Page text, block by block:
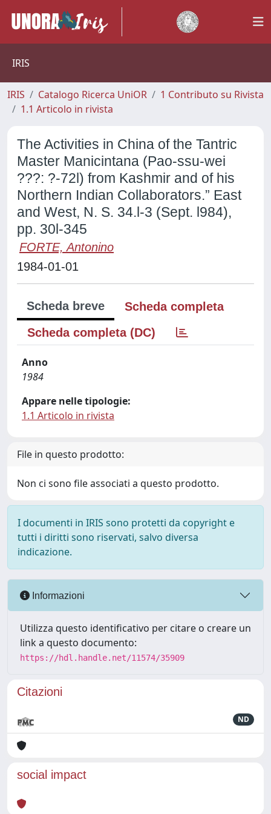
IRIS
IRIS Catalogo Ricerca UniOR
1 Contributo su Rivista
1.1 Articolo in rivista
The Activities in China of the Tantric
Master Manicintana (Pao-ssu-wei
???: ?-72l) from Kashmir and of his
Northern Indian Collaborators.” East
and West, N. S. 34.l-3 (Sept. l984),
pp. 30l-345
FORTE, Antonino
1984-01-01
Scheda breve
Scheda completa
Scheda completa (DC)
Anno
1984
Appare nelle tipologie:
1.1 Articolo in rivista
File in questo prodotto:
Non ci sono file associati a questo prodotto.
I documenti in IRIS sono protetti da copyright e
tutti i diritti sono riservati, salvo diversa
indicazione.
Informazioni
Utilizza questo identificativo per citare o creare un
link a questo documento:
https://hdl.handle.net/11574/35909
Citazioni
ND
social impact